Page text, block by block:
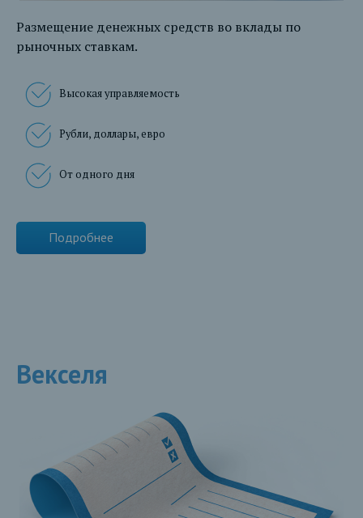
Размещение денежных средств во вклады по
рыночных ставкам.
Высокая управляемость
Рубли, доллары, евро
От одного дня
Подробнее
Векселя